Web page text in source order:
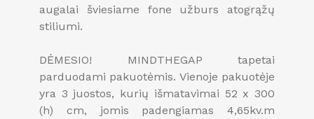
augalai šviesiame fone užburs atogrąžų
stiliumi.
DĖMESIO! MINDTHEGAP tapetai
parduodami pakuotėmis. Vienoje pakuotėje
yra 3 juostos, kurių išmatavimai 52 x 300
(h) cm, jomis padengiamas 4,65kv.m